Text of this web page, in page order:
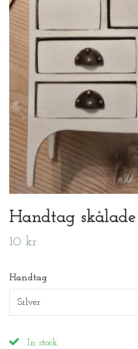
Handtag skålade
10 kr
Handtag
Silver
In stock